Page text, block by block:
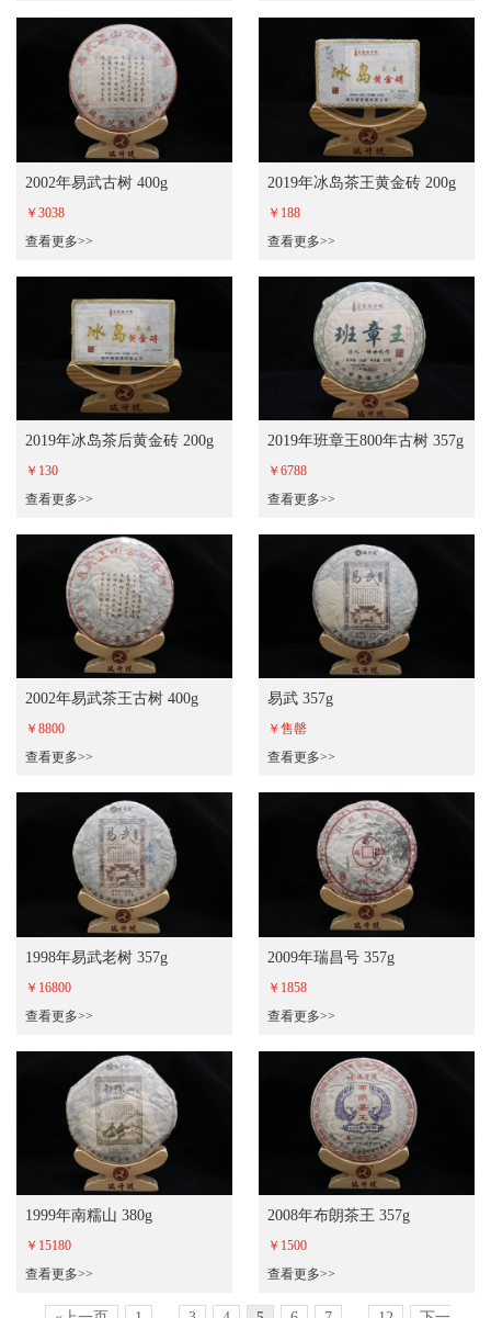
2002年易武古树 400g
￥3038
查看更多>>
2019年冰岛茶王黄金砖 200g
￥188
查看更多>>
2019年冰岛茶后黄金砖 200g
￥130
查看更多>>
2019年班章王800年古树 357g
￥6788
查看更多>>
2002年易武茶王古树 400g
￥8800
查看更多>>
易武 357g
￥售罄
查看更多>>
1998年易武老树 357g
￥16800
查看更多>>
2009年瑞昌号 357g
￥1858
查看更多>>
1999年南糯山 380g
￥15180
查看更多>>
2008年布朗茶王 357g
￥1500
查看更多>>